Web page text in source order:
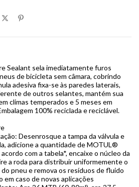
Sealant sela imediatamente furos
de bicicleta sem câmara, cobrindo
adesiva fixa-se às paredes laterais,
de outros selantes, mantém sua
climas temperados e 5 meses em
100% reciclada e reciclável.
Desenrosque a tampa da válvula e
adicione a quantidade de MOTUL®
com a tabela*, encaixe o núcleo da
a roda para distribuir uniformemente o
pneu e remova os resíduos de fluido
em caso de novas aplicações